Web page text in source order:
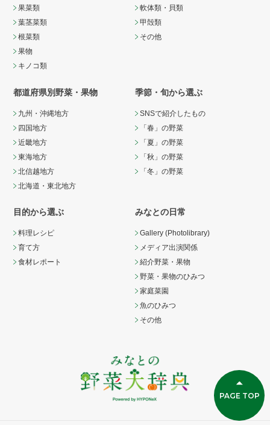
果菜類
葉茎菜類
根菜類
果物
キノコ類
軟体類・貝類
甲殻類
その他
都道府県別野菜・果物
九州・沖縄地方
四国地方
近畿地方
東海地方
北信越地方
北海道・東北地方
季節・旬から選ぶ
SNSで紹介したもの
「春」の野菜
「夏」の野菜
「秋」の野菜
「冬」の野菜
目的から選ぶ
料理レシピ
育て方
食材レポート
みなとの日常
Gallery (Photolibrary)
メディア出演関係
紹介野菜・果物
野菜・果物のひみつ
家庭菜園
魚のひみつ
その他
PAGE TOP